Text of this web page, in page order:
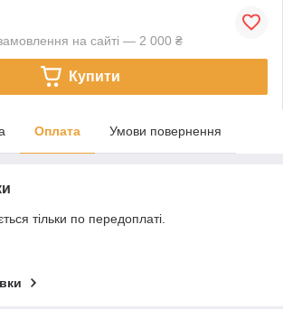
на сайті — 2 000 ₴
Купити
Оплата Умови повернення
тільки по передоплаті.